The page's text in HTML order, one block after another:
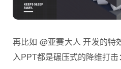
再比如 @亚赛大人 开发的特
入PPT都是碾压式的降维打击：